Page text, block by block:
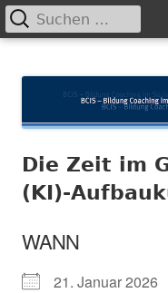
zum
Primäres
Die Zeit im
(KI)-
WANN
21. Januar 2026